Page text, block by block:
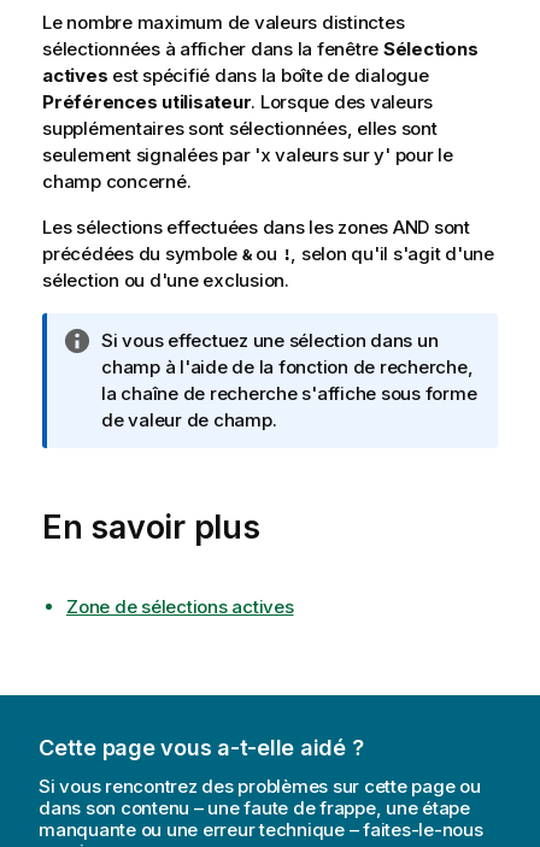
Le nombre maximum de valeurs distinctes
sélectionnées à afficher dans la fenêtre Sélections
actives est spécifié dans la boîte de dialogue
Préférences utilisateur. Lorsque des valeurs
supplémentaires sont sélectionnées, elles sont
seulement signalées par 'x valeurs sur y' pour le
champ concerné.
Les sélections effectuées dans les zones AND sont
précédées du symbole &ou !, selon qu'il s'agit d'une
sélection ou d'une exclusion.
N
o
t
e
o
a
s
Si vous effectuez une sélection dans un
champ à l'aide de la fonction de recherche,
la chaîne de recherche s'affiche sous forme
de valeur de champ.
En savoir plus
Zone de sélections actives
Cette page vous a-t-elle aidé ?
Si vous rencontrez des problèmes sur cette page ou
dans son contenu – une faute de frappe, une étape
manquante ou une erreur technique – faites-le-nous